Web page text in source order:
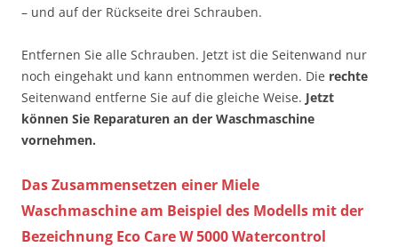
– und auf der Rückseite drei Schrauben.
Entfernen Sie alle Schrauben. Jetzt ist die Seitenwand nur
noch eingehakt und kann entnommen werden. Die rechte
Seitenwand entferne Sie auf die gleiche Weise. Jetzt
können Sie Reparaturen an der Waschmaschine
vornehmen.
Das Zusammensetzen einer Miele
Waschmaschine am Beispiel des Modells mit der
Bezeichnung Eco Care W 5000 Watercontrol